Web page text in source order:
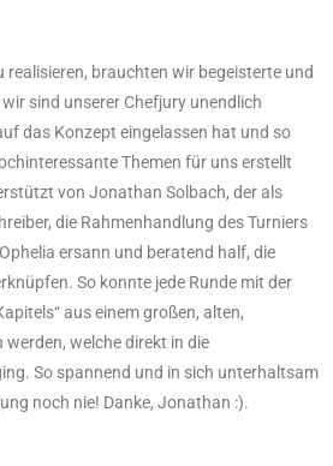
realisieren, brauchten wir begeisterte und
sind unserer Chefjury unendlich
das Konzept eingelassen hat und so
Themen für uns erstellt
von Jonathan Solbach, der als
die Rahmenhandlung des Turniers
ersann und beratend half, die
So konnte jede Runde mit der
aus einem großen, alten,
welche direkt in die
So spannend und in sich unterhaltsam
noch nie! Danke, Jonathan :).